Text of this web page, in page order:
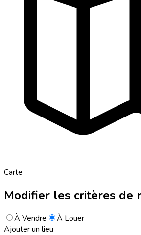
Carte
Modifier les critères de
À Vendre
À Louer
Ajouter un lieu